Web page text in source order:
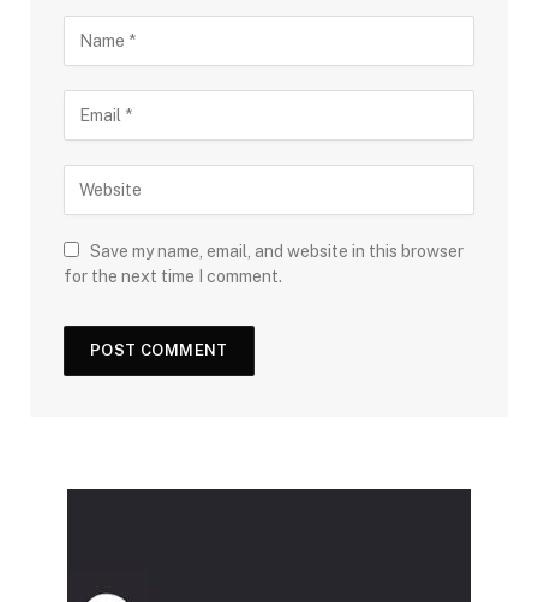
Save my name, email, and website in this browser
for the next time I comment.